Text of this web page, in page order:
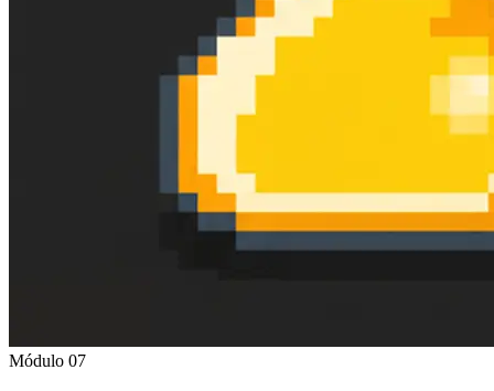
Módulo 07